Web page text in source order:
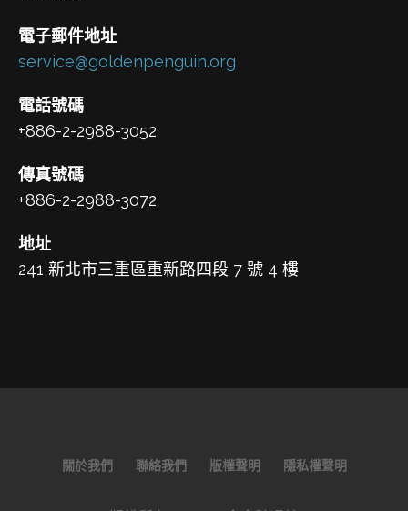
電子郵件地址
service@goldenpenguin.org
電話號碼
+886-2-2988-3052
傳真號碼
+886-2-2988-3072
地址
241 新北市三重區重新路四段 7 號 4 樓
關於我們 聯絡我們 版權聲明 隱私權聲明